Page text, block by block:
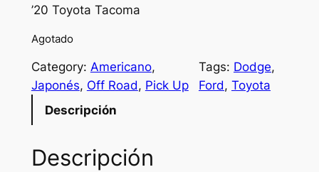
’20 Toyota Tacoma
Agotado
Category: Americano
Japonés, Off Road, Pick Up
Tags: Dodge
Ford, Toyota
Descripción
Descripción